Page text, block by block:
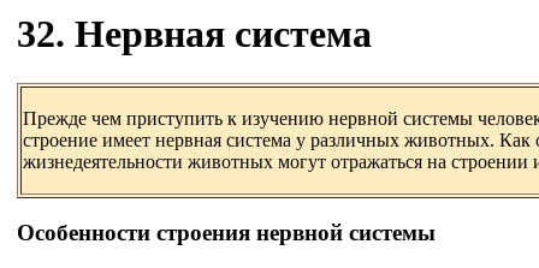
32. Нервная система
Прежде чем приступить к изучению нервной системы
строение имеет нервная система у различных животных. Как
жизнедеятельности животных могут отражаться на
Особенности строения нервной системы